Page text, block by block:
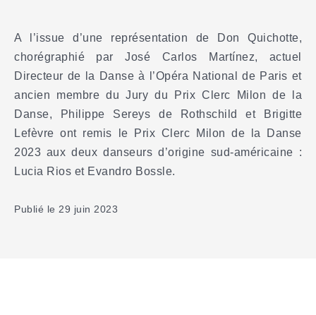
A l’issue d’une représentation de Don Quichotte,
chorégraphié par José Carlos Martínez, actuel
Directeur de la Danse à l’Opéra National de Paris et
ancien membre du Jury du Prix Clerc Milon de la
Danse, Philippe Sereys de Rothschild et Brigitte
Lefèvre ont remis le Prix Clerc Milon de la Danse
2023 aux deux danseurs d’origine sud-américaine :
Lucia Rios et Evandro Bossle.
Publié le 29 juin 2023